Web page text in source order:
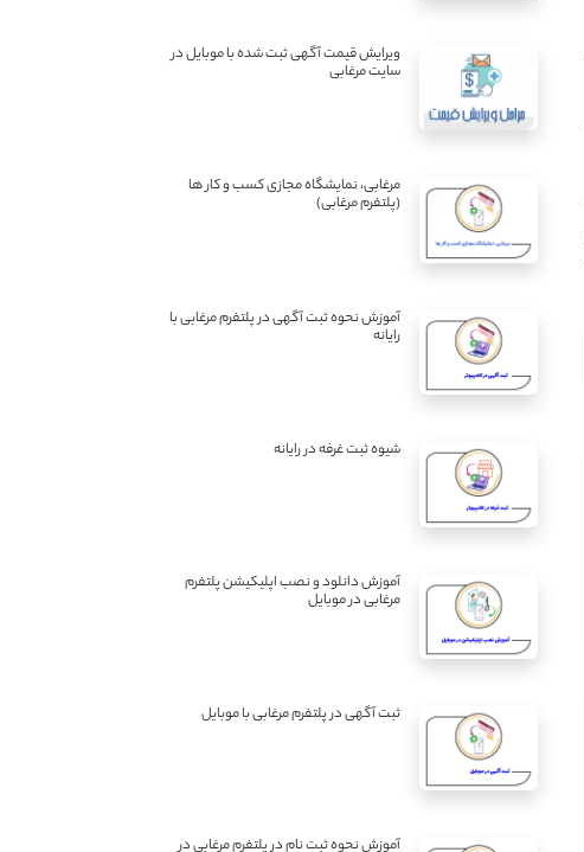
ویرایش قیمت آگهی ثبت شده با موبایل در
سایت مرغابی
مرغابی، نمایشگاه مجازی کسب و کار ها
(پلتفرم مرغابی)
آموزش نحوه ثبت آگهی در پلتفرم مرغابی با
رایانه
شیوه ثبت غرفه در رایانه
آموزش دانلود و نصب اپلیکیشن پلتفرم
مرغابی در موبایل
ثبت آگهی در پلتفرم مرغابی با موبایل
آموزش نحوه ثبت نام در پلتفرم مرغابی در